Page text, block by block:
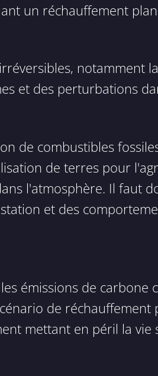
un réchauffement
notamment
et des perturbations
de combustibles
de terres pour
l'atmosphère. Il faut
et des
émissions de
de réchauffement
mettant en péril la vie